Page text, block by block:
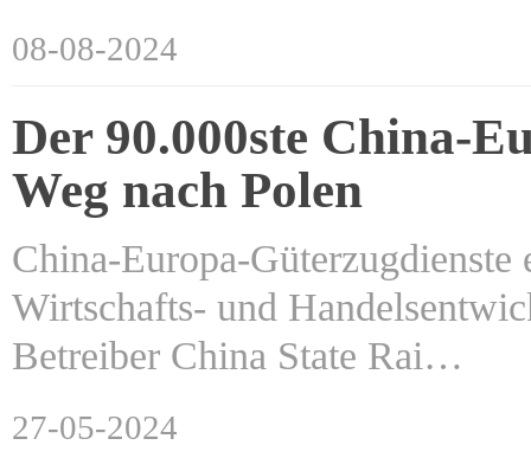
08-08-2024
Der 90.000ste China-
Weg nach Polen
China-Europa-
Wirtschafts- und
Betreiber China State Rai…
27-05-2024